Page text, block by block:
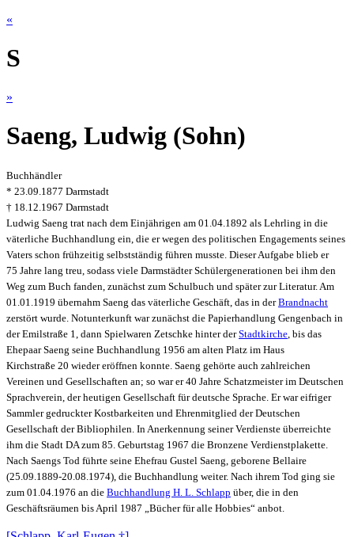
«
S
»
Saeng, Ludwig (Sohn)
Buchhändler
* 23.09.1877 Darmstadt
† 18.12.1967 Darmstadt
Ludwig Saeng trat nach dem Einjährigen am 01.04.1892 als Lehrling in die
väterliche Buchhandlung ein, die er wegen des politischen Engagements seines
Vaters schon frühzeitig selbstständig führen musste. Dieser Aufgabe blieb er
75 Jahre lang treu, sodass viele Darmstädter Schülergenerationen bei ihm den
Weg zum Buch fanden, zunächst zum Schulbuch und später zur Literatur. Am
01.01.1919 übernahm Saeng das väterliche Geschäft, das in derBrandnacht
zerstört wurde. Notunterkunft war zunächst die Papierhandlung Gengenbach in
der Emilstraße 1, dann Spielwaren Zetschke hinter derStadtkirche , bis das
Ehepaar Saeng seine Buchhandlung 1956 am alten Platz im Haus
Kirchstraße 20 wieder eröffnen konnte. Saeng gehörte auch zahlreichen
Vereinen und Gesellschaften an; so war er 40 Jahre Schatzmeister im Deutschen
Sprachverein, der heutigen Gesellschaft für deutsche Sprache. Er war eifriger
Sammler gedruckter Kostbarkeiten und Ehrenmitglied der Deutschen
Gesellschaft der Bibliophilen. In Anerkennung seiner Verdienste überreichte
ihm die Stadt DA zum 85. Geburtstag 1967 die Bronzene Verdienstplakette.
Nach Saengs Tod führte seine Ehefrau Gustel Saeng, geborene Bellaire
(25.09.1889-20.08.1974), die Buchhandlung weiter. Nach ihrem Tod ging sie
zum 01.04.1976 an die Buchhandlung H. L. Schlapp über, die in den
Geschäftsräumen bis April 1987 „Bücher für alle Hobbies“ anbot.